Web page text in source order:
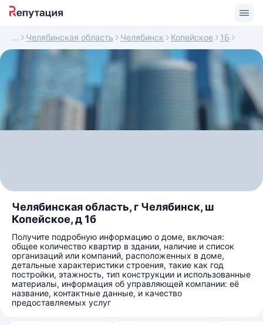
Челябинская область Челябинск Копейское 1Б
Челябинская область, г Челябинск, ш
Копейское, д 1б
Получите подробную информацию о доме, включая:
общее количество квартир в здании, наличие и список
организаций или компаний, расположенных в доме,
детальные характеристики строения, такие как год
постройки, этажность, тип конструкции и использованные
материалы, информация об управляющей компании: её
название, контактные данные, и качество
предоставляемых услуг